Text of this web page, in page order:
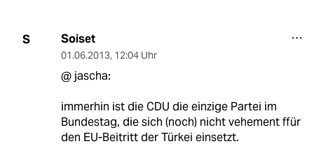
S Soiset
01.06.2013, 12:04 Uhr
@ jascha:
immerhin ist die CDU die einzige Partei im
Bundestag, die sich (noch) nicht vehement ffür
den EU-Beitritt der Türkei einsetzt.